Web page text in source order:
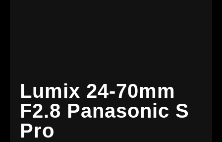
Lumix 24-70mm
F2.8 Panasonic S
Pro